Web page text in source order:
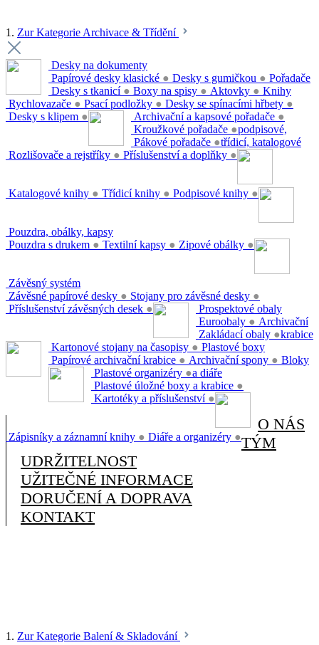
1. Zur Kategorie Archivace & Třídění
Desky na dokumenty
Papírové desky klasické ● Desky s gumičkou ●
Desky s tkanicí ● Boxy na spisy ● Aktovky ●
Rychlovazače ● Psací podložky ● Desky se spínacími hřbety ●
Desky s klipem ●
Pořadače
Archivační a kapsové pořadače ●
Kroužkové pořadače ●
Pákové pořadače ●
Rozlišovače a rejstříky ● Příslušenství a doplňky ●
Knihy
podpisové,
třídicí, katalogové
Katalogové knihy ● Třídicí knihy ● Podpisové knihy ●
Pouzdra, obálky, kapsy
Pouzdra s drukem ● Textilní kapsy ● Zipové obálky ●
Závěsný systém
Závěsné papírové desky ● Stojany pro závěsné desky ●
Příslušenství závěsných desek ●
Prospektové obaly
Euroobaly ●
Zakládací obaly ●
Archivační
krabice
Kartonové stojany na časopisy ●
Papírové archivační krabice ● Archivační spony ●
Plastové boxy
Plastové organizéry ●
Plastové úložné boxy a krabice ●
Kartotéky a příslušenství ●
Bloky
a diáře
Zápisníky a záznamní knihy ● Diáře a organizéry ●
O NÁS
TÝM
UDRŽITELNOST
UŽITEČNÉ INFORMACE
DORUČENÍ A DOPRAVA
KONTAKT
1. Zur Kategorie Balení & Skladování